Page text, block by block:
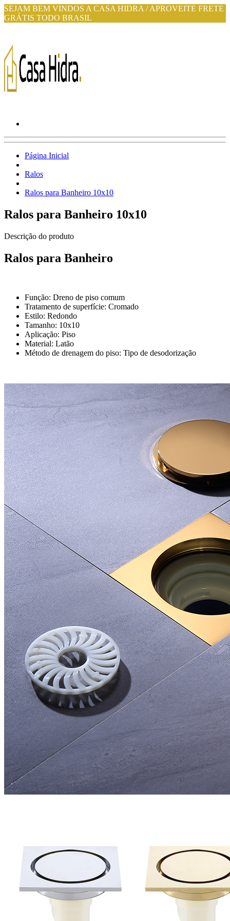
SEJAM BEM VINDOS A CASA HIDRA / APROVEITE FRETE
GRÁTIS TODO BRASIL
Página Inicial
Ralos
Ralos para Banheiro 10x10
Ralos para Banheiro 10x10
Descrição do produto
Ralos para Banheiro
Função: Dreno de piso comum
Tratamento de superfície: Cromado
Estilo: Redondo
Tamanho: 10x10
Aplicação: Piso
Material: Latão
Método de drenagem do piso: Tipo de desodorização